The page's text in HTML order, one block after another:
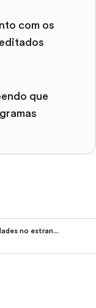
com os
que
Universidades no estrangeiro